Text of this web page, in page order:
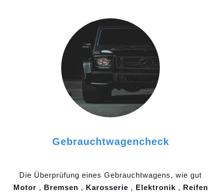
Gebrauchtwagencheck
Die Überprüfung eines Gebrauchtwagens, wie gut
Motor , Bremsen , Karosserie , Elektronik , Reifen